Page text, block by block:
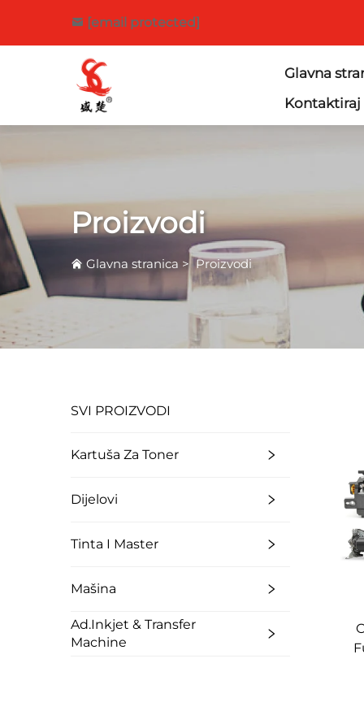
[email protected]
Glavna
Kontaktiraj
Proizvodi
Glavna stranica >Proizvodi
SVI PROIZVODI
Kartuša Za Toner
Dijelovi
Tinta I Master
Mašina
Ad.Inkjet & Transfer
Machine